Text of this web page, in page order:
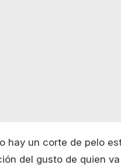
hay un corte de pelo
del gusto de quien